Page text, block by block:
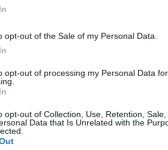
opt-out of the Sale of my Personal Data.
opt-out of processing my Personal Data
opt-out of Collection, Use, Retention,
Data that Is Unrelated with the
quella di procurarsi a tutti i
proseguire la sua attività,
e/o finanziari, nessuna
i presunti amici gli vogliono
giunge allora la signora
ed avergli esposto